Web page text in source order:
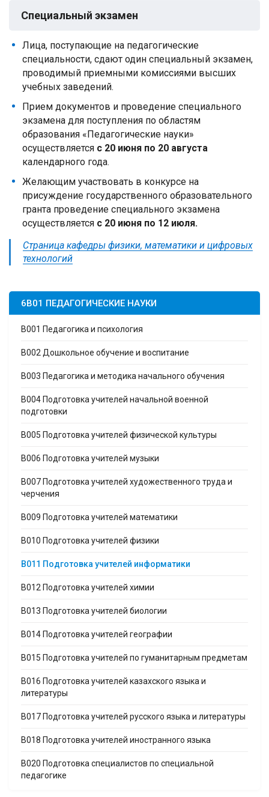
Специальный экзамен
Лица, поступающие на педагогические
специальности, сдают один специальный экзамен,
проводимый приемными комиссиями высших
учебных заведений.
Прием документов и проведение специального
экзамена для поступления по областям
образования «Педагогические науки»
осуществляется с 20 июня по 20 августа
календарного года.
Желающим участвовать в конкурсе на
присуждение государственного образовательного
гранта проведение специального экзамена
осуществляется с 20 июня по 12 июля.
Страница кафедры физики, математики и цифровых
технологий
6B01 ПЕДАГОГИЧЕСКИЕ НАУКИ
B001 Педагогика и психология
B002 Дошкольное обучение и воспитание
B003 Педагогика и методика начального обучения
B004 Подготовка учителей начальной военной
подготовки
B005 Подготовка учителей физической культуры
B006 Подготовка учителей музыки
B007 Подготовка учителей художественного труда и
черчения
B009 Подготовка учителей математики
B010 Подготовка учителей физики
B011 Подготовка учителей информатики
B012 Подготовка учителей химии
B013 Подготовка учителей биологии
B014 Подготовка учителей географии
B015 Подготовка учителей по гуманитарным предметам
B016 Подготовка учителей казахского языка и
литературы
B017 Подготовка учителей русского языка и литературы
B018 Подготовка учителей иностранного языка
B020 Подготовка специалистов по специальной
педагогике